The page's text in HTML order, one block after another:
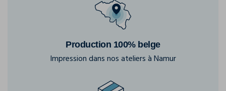
Production 100% belge
Impression dans nos ateliers à Namur